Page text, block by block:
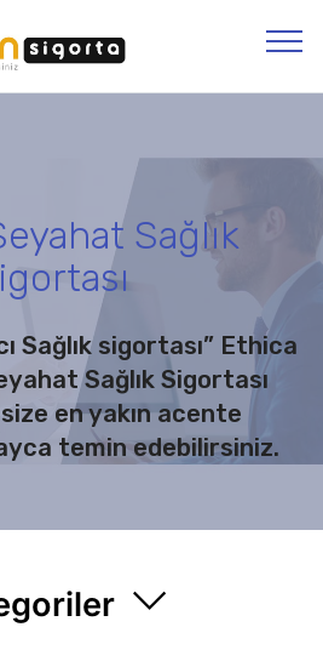
Sağlık
Sağlık sigortası” Ethica
Sağlık Sigortası
en yakın acente
temin edebilirsiniz.